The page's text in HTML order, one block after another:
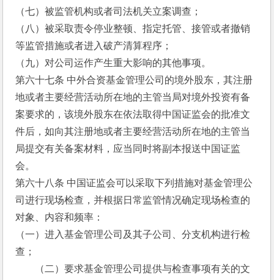
（七）被监管机构或者司法机关立案调查；
（八）被采取责令停业整顿、指定托管、接管或者撤销
等监管措施或者进入破产清算程序；
（九）对公司运作产生重大影响的其他事项。
第六十七条 中外合资基金管理公司的境外股东，其注册
地或者主要经营活动所在地的主管当局对境外投资有备
案要求的，该境外股东在依法取得中国证监会的批准文
件后，如向其注册地或者主要经营活动所在地的主管当
局提交有关备案材料，应当同时将副本报送中国证监
会。
第六十八条 中国证监会可以采取下列措施对基金管理公
司进行现场检查，并根据日常监管情况确定现场检查的
对象、内容和频率：
（一）进入基金管理公司及其子公司、分支机构进行检
查；
（二）要求基金管理公司提供与检查事项有关的文